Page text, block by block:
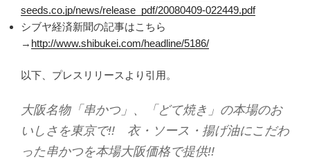
seeds.co.jp/news/release_pdf/20080409-022449.pdf
シブヤ経済新聞の記事はこちら
→ http://www.shibukei.com/headline/5186/
以下、プレスリリースより引用。
大阪名物「串かつ」、「どて焼き」の本場のお
いしさを東京で!! 衣・ソース・揚げ油にこだわ
った串かつを本場大阪価格で提供!!